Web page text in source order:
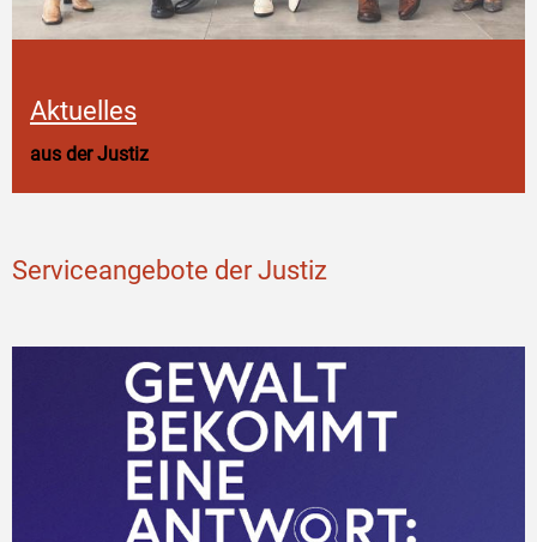
Aktuelles
aus der Justiz
Serviceangebote der Justiz